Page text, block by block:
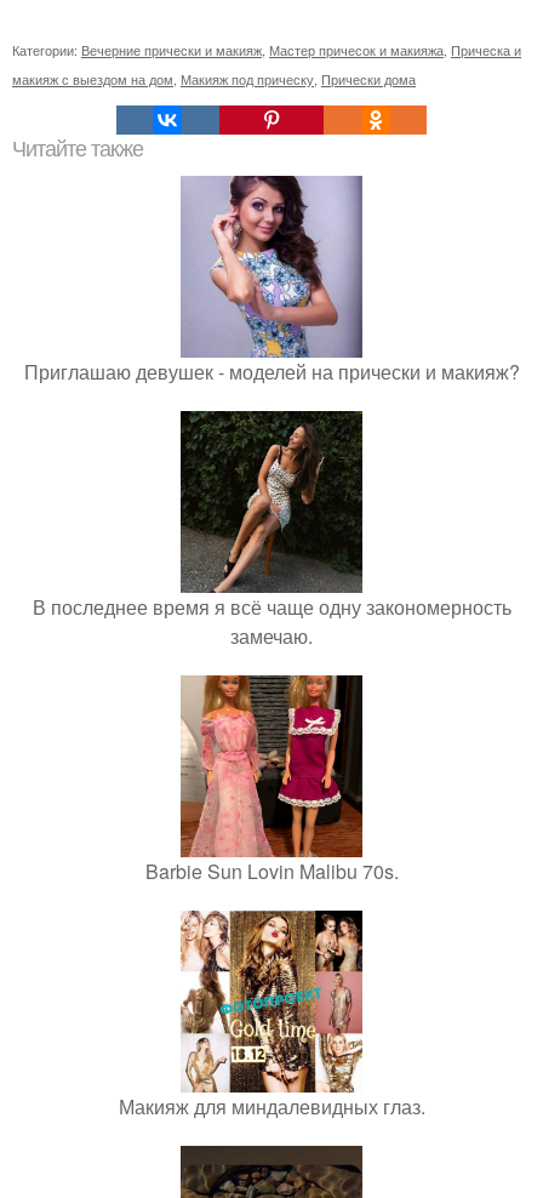
Категории: Вечерние прически и макияж Мастер причесок и макияжа Прическа и
макияж с выездом на дом Макияж под прическу Прически дома
Читайте также
Приглашаю девушек - моделей на прически и макияж?
В последнее время я всё чаще одну закономерность
замечаю.
Barbie Sun Lovin Malibu 70s.
Макияж для миндалевидных глаз.